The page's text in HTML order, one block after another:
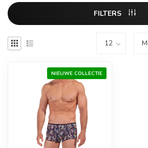
FILTERS
NIEUWE COLLECTIE